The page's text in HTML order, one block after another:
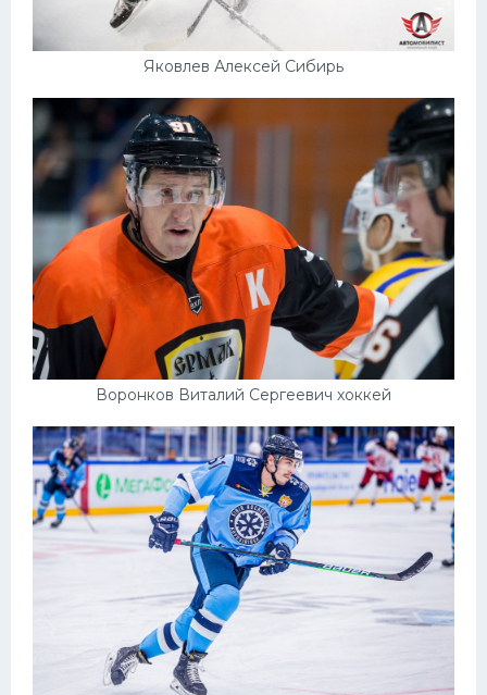
Яковлев Алексей Сибирь
Воронков Виталий Сергеевич хоккей